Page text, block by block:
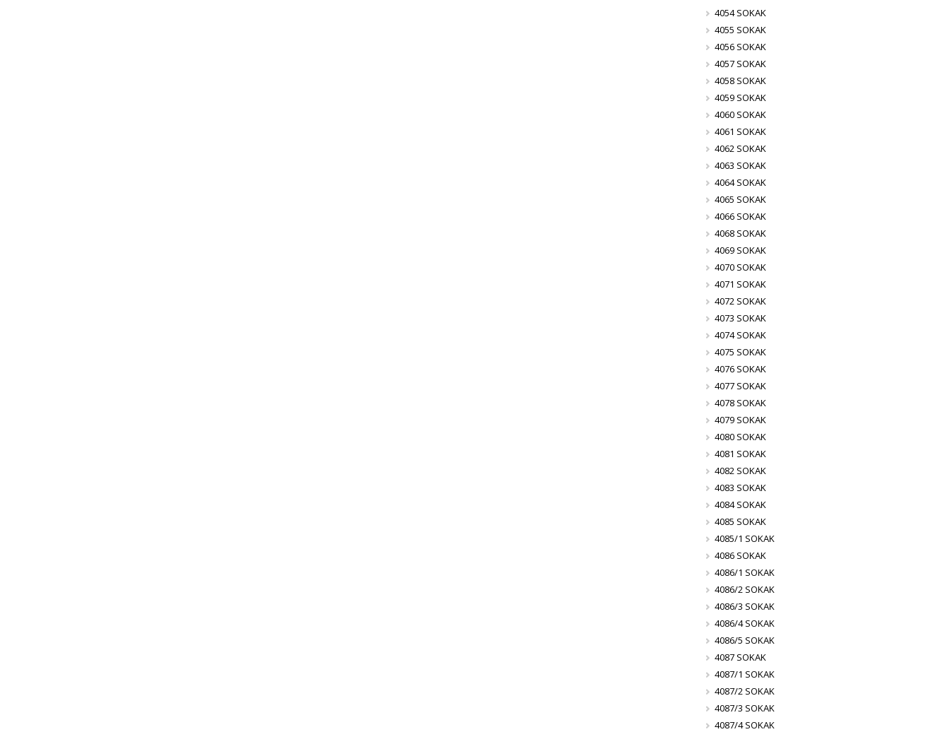
4054 SOKAK
4055 SOKAK
4056 SOKAK
4057 SOKAK
4058 SOKAK
4059 SOKAK
4060 SOKAK
4061 SOKAK
4062 SOKAK
4063 SOKAK
4064 SOKAK
4065 SOKAK
4066 SOKAK
4068 SOKAK
4069 SOKAK
4070 SOKAK
4071 SOKAK
4072 SOKAK
4073 SOKAK
4074 SOKAK
4075 SOKAK
4076 SOKAK
4077 SOKAK
4078 SOKAK
4079 SOKAK
4080 SOKAK
4081 SOKAK
4082 SOKAK
4083 SOKAK
4084 SOKAK
4085 SOKAK
4085/1 SOKAK
4086 SOKAK
4086/1 SOKAK
4086/2 SOKAK
4086/3 SOKAK
4086/4 SOKAK
4086/5 SOKAK
4087 SOKAK
4087/1 SOKAK
4087/2 SOKAK
4087/3 SOKAK
4087/4 SOKAK